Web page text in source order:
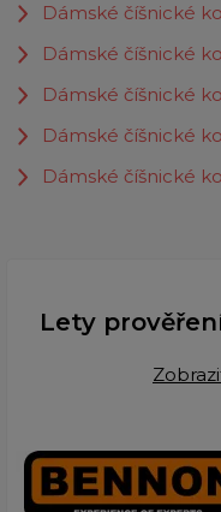
Dámské číšnické
Dámské číšnické
Dámské číšnické
Dámské číšnické
Dámské číšnické
Lety